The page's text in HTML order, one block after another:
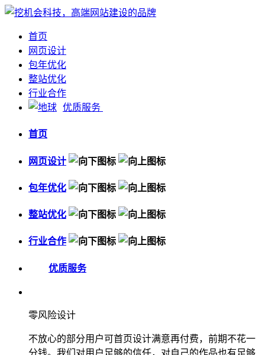
首页
网页设计
包年优化
整站优化
行业合作
优质服务
首页
网页设计
包年优化
整站优化
行业合作
优质服务
零风险设计
不放心的部分用户可首页设计满意再付费，前期不花一
分钱。我们对用户足够的信任，对自己的作品也有足够